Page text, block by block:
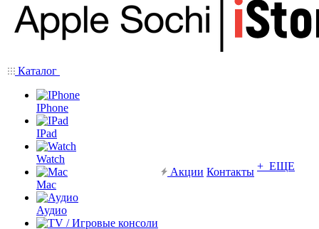
Каталог
IPhone
IPad
Watch
Mac
Аудио
Акции Контакты + ЕЩЕ